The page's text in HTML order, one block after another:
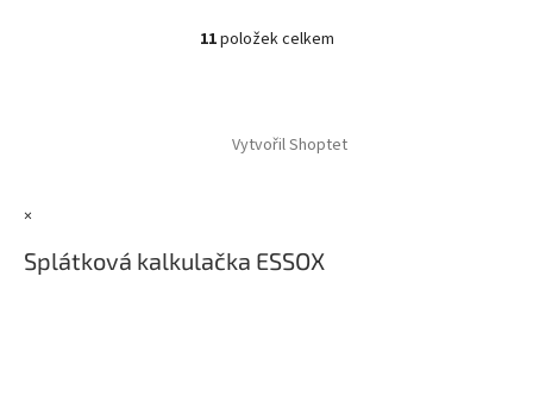
moderní konstrukce motoru,...
O
d
r
v
11položek celkem
Vytvořil Shoptet
×
Splátková kalkulačka ESSOX